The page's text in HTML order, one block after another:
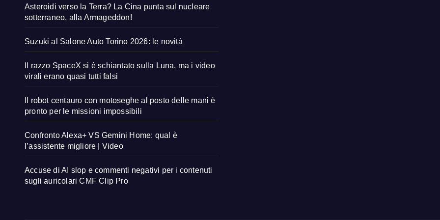
Asteroidi verso la Terra? La Cina punta sul nucleare
sotterraneo, alla Armageddon!
Suzuki al Salone Auto Torino 2026: le novità
Il razzo SpaceX si è schiantato sulla Luna, ma i video
virali erano quasi tutti falsi
Il robot centauro con motoseghe al posto delle mani è
pronto per le missioni impossibili
Confronto Alexa+ VS Gemini Home: qual è
l’assistente migliore | Video
Accuse di AI slop e commenti negativi per i contenuti
sugli auricolari CMF Clip Pro